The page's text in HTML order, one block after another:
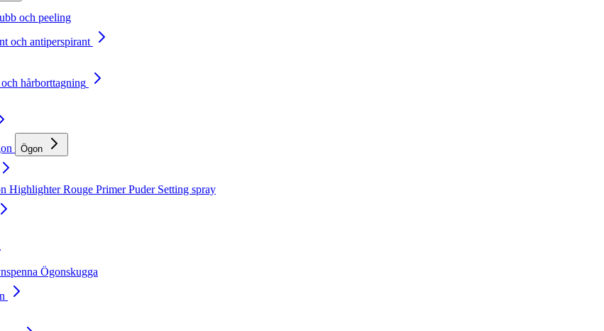
och peeling
och antiperspirant
hårborttagning
Ögon
HighlighterRouge PrimerPuder Setting spray
Ögonskugga